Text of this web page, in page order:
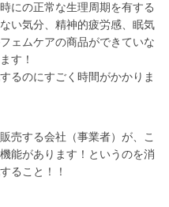
にの正常な生理周期を有する
い気分、精神的疲労感、眠気
ェムケアの商品ができていな
す！
るのにすごく時間がかかりま
売する会社（事業者）が、こ
能があります！というのを消
ること！！